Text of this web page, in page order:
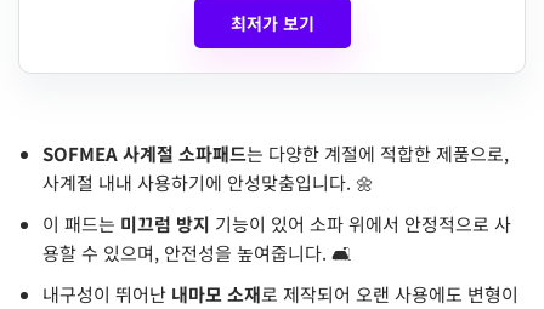
최저가 보기
SOFMEA 사계절 소파패드는 다양한 계절에 적합한 제품으로,
사계절 내내 사용하기에 안성맞춤입니다. 🌼
이 패드는 미끄럼 방지 기능이 있어 소파 위에서 안정적으로 사
용할 수 있으며, 안전성을 높여줍니다. 🛋️
내구성이 뛰어난 내마모 소재로 제작되어 오랜 사용에도 변형이